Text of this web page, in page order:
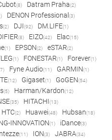
(8) Datram Praha(2)
DENON Professional (3)
(2) DJI(92) DM.LIFE(1)
(8) EIZO(42) Elac(15)
(1) EPSON(2) eSTAR(2)
(1) FONESTAR(1) Forever(1)
Fyne Audio(11) GARMIN(1)
(12) Gigaset(1) GoGEN(54)
(5) Harman/Kardon(12)
(35) HITACHI(13)
HTC(2) Huawei(48) Hubsan(18)
INNOVATION(1) iDance(3)
(11) ION(3) JABRA(34)